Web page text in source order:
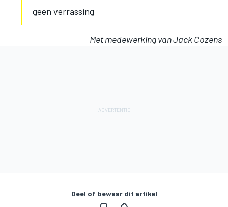
geen verrassing
Met medewerking van Jack Cozens
Deel of bewaar dit artikel